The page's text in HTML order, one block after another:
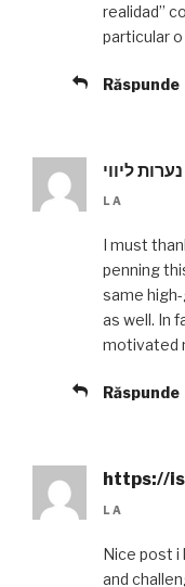
realidad”
particular
Răspunde
נערות ליווי
LA
I must
penning
same
as well. In
motivated
Răspunde
https://
LA
Nice post i
and